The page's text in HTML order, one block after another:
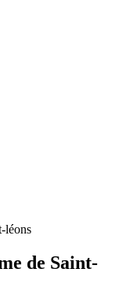
léons
de Saint-